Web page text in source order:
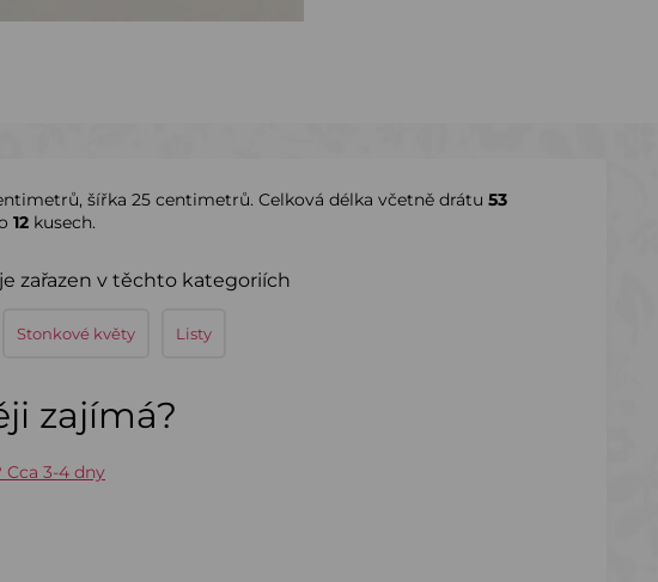
šířka 25 centimetrů. Celková délka včetně drátu 53
12 kusech.
zařazen v těchto kategoriích
Stonkové květy Listy
zajímá?
3-4 dny